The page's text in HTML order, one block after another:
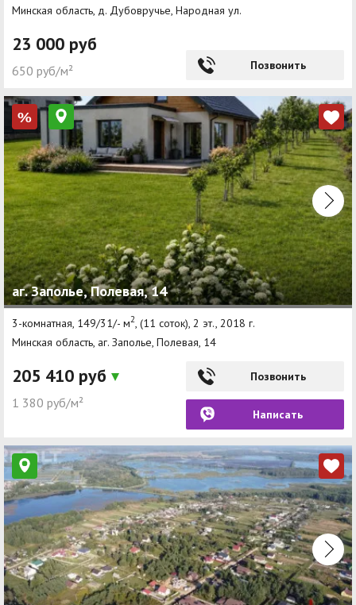
Минская область, д. Дубовручье, Народная ул.
23 000 руб
650 руб/м² Позвонить
%
аг. Заполье, Полевая, 14
3-комнатная, 149/31/- м2, (11 соток), 2 эт., 2018 г.
Минская область, аг. Заполье, Полевая, 14
205 410 руб
1 380 руб/м²
Позвонить
Написать